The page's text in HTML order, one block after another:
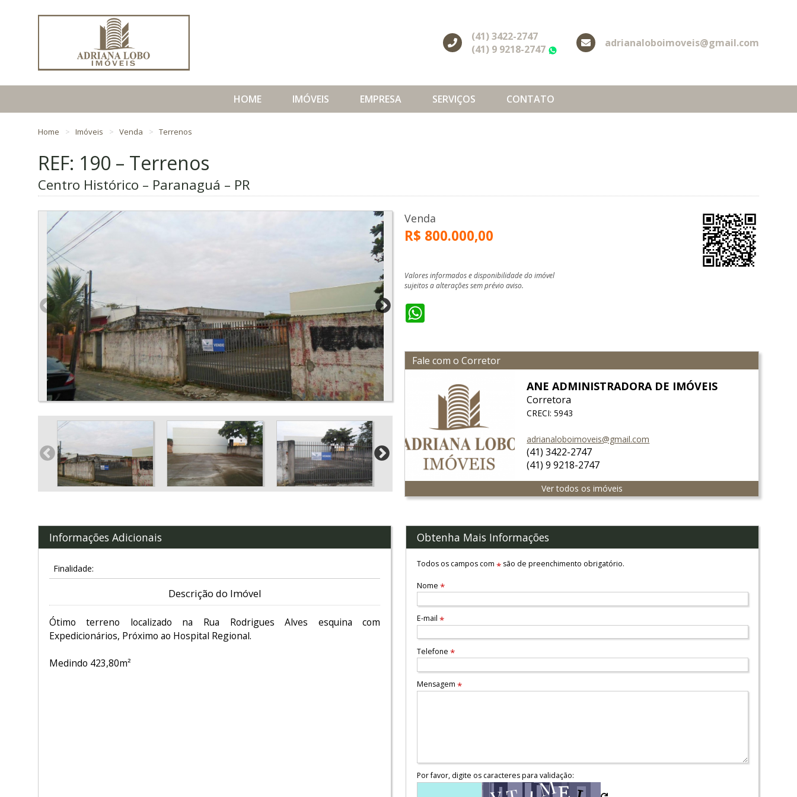
(41) 3422-2747
(41) 9 9218-2747
WhatsApp
adrianaloboimoveis@gmail.com
HOME IMÓVEIS EMPRESA SERVIÇOS CONTATO
Home Imóveis Venda Terrenos
REF: 190 – Terrenos
Centro Histórico – Paranaguá – PR
Venda
R$ 800.000,00
Valores informados e disponibilidade do imóvel
sujeitos a alterações sem prévio aviso.
Fale com o Corretor
ANE ADMINISTRADORA DE IMÓVEIS
Corretora
CRECI: 5943
adrianaloboimoveis@gmail.com
(41) 3422-2747
(41) 9 9218-2747
Ver todos os imóveis
Informações Adicionais
Finalidade:
Descrição do Imóvel
Ótimo terreno localizado na Rua Rodrigues Alves esquina com
Expedicionários, Próximo ao Hospital Regional.
Medindo 423,80m²
Obtenha Mais Informações
Todos os campos com *são de preenchimento obrigatório.
Nome *
E-mail *
Telefone *
Mensagem *
Por favor, digite os caracteres para validação: